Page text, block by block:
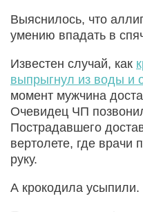
Выяснилось, что
умению впадать в
Известен случай, как
выпрыгнул из воды и
момент мужчина
Очевидец ЧП
Пострадавшего
вертолете, где врачи
руку.
А крокодила усыпили.